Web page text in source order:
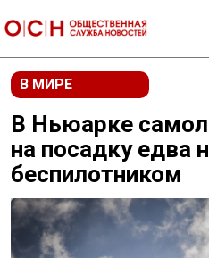
В МИРЕ
В Ньюарке
на посадку едва
беспилотником